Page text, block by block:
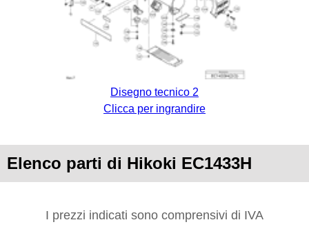
Disegno tecnico 2
Clicca per ingrandire
Elenco parti di Hikoki EC1433H
I prezzi indicati sono comprensivi di IVA